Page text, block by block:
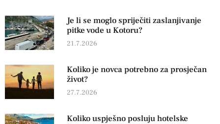
Je li se moglo spriječiti zaslanjivanje
pitke vode u Kotoru?
21.7.2026
Koliko je novca potrebno za prosječan
život?
27.7.2026
Koliko uspješno posluju hotelske